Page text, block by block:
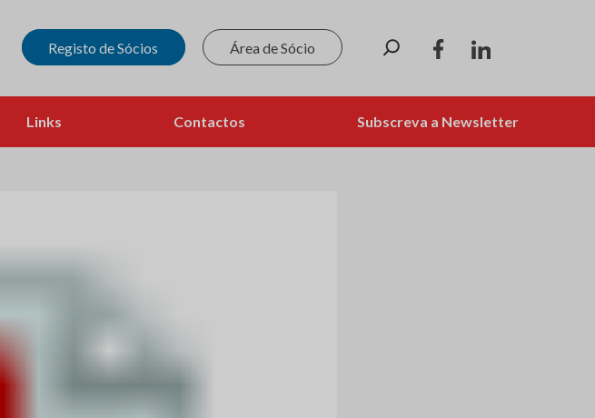
Registo de Sócios Área de Sócio Pesquisar
Links Contactos Subscreva a Newsletter